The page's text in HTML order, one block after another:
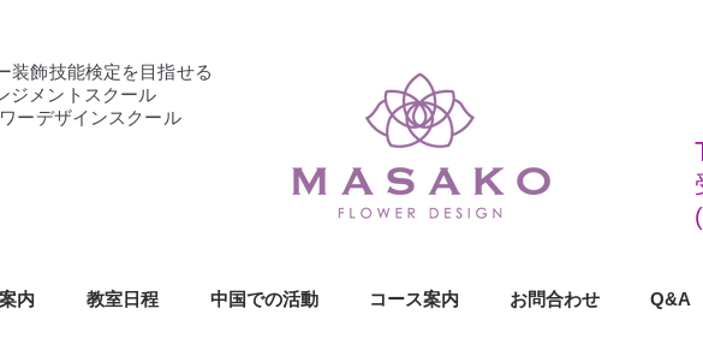
装飾技能検定を目指せる
ジメントスクール
ーデザインスクール
内 教室日程 中国での活動 コース案内 お問合わせ Q&A